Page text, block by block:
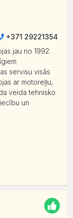
+371 29221354
jau no 1992.
servisu visās
ar motoreļļu,
veida tehnisko
un